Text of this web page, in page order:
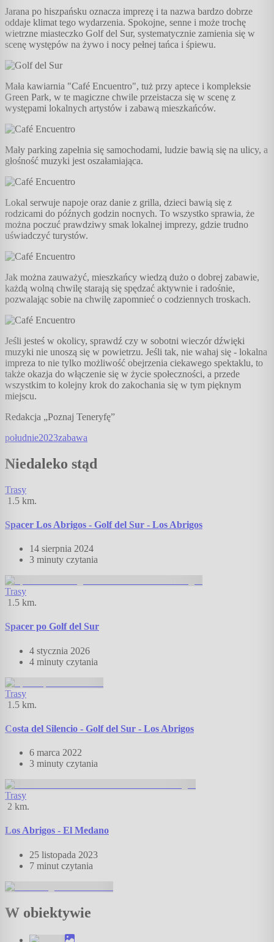
Jarana po hiszpańsku oznacza imprezę i ta nazwa bardzo dobrze
oddaje klimat tego wydarzenia. Spokojne, senne i może trochę
wietrzne miasteczko Golf del Sur, systematycznie zamienia się w
scenę występów na żywo i nocy pełnej tańca i śpiewu.
Mała kawiarnia "Café Encuentro", tuż przy aptece i kompleksie
Green Park, w te magiczne chwile przeistacza się w scenę z
występami lokalnych artystów i zabawą mieszkańców.
Mały parking zapełnia się samochodami, ludzie bawią się na ulicy, a
głośność muzyki jest oszałamiająca.
Lokal serwuje napoje oraz danie z grilla, dzieci bawią się z
rodzicami do późnych godzin nocnych. To wszystko sprawia, że
można poczuć prawdziwy smak lokalnej imprezy, gdzie trudno
uświadczyć turystów.
Jak można zauważyć, mieszkańcy wiedzą dużo o dobrej zabawie,
każdą wolną chwilę starają się spędzać aktywnie i radośnie,
pozwalając sobie na chwilę zapomnieć o codziennych troskach.
Jeśli jesteś w okolicy, sprawdź czy w sobotni wieczór dźwięki
muzyki nie unoszą się w powietrzu. Jeśli tak, nie wahaj się - lokalna
impreza to nie tylko możliwość obejrzenia ciekawego spektaklu, to
także okazja do włączenie się w życie społeczności, a przede
wszystkim to kolejny krok do zakochania się w tym pięknym
miejscu.
Redakcja „Poznaj Teneryfę”
południe2023zabawa
Niedaleko stąd
Trasy
1.5 km.
Spacer Los Abrigos - Golf del Sur - Los Abrigos
14 sierpnia 2024
3 minuty czytania
Trasy
1.5 km.
Spacer po Golf del Sur
4 stycznia 2026
4 minuty czytania
Trasy
1.5 km.
Costa del Silencio - Golf del Sur - Los Abrigos
6 marca 2022
3 minuty czytania
Trasy
2 km.
Los Abrigos - El Medano
25 listopada 2023
7 minut czytania
W obiektywie